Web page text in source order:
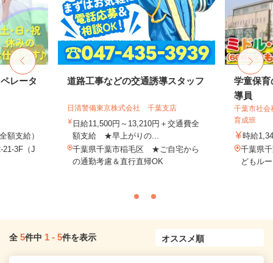
レータ
額支給）
21-3F（J
道路工事などの交通誘導スタッフ
日清警備東京株式会社 千葉支店
日給11,500円～13,210円＋交通費全
額支給 ★早上がりの...
千葉県千葉市稲毛区 ★ご自宅から
の通勤考慮＆直行直帰OK
学童保
導員
千葉市社
育成班
時給
千葉県
どもル
全 5件中 1 - 5件を表示